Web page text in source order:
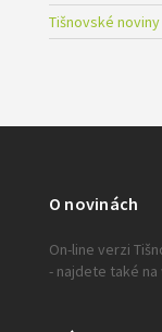
Tišnovské
O novinách
On-line verzi
- najdete také na